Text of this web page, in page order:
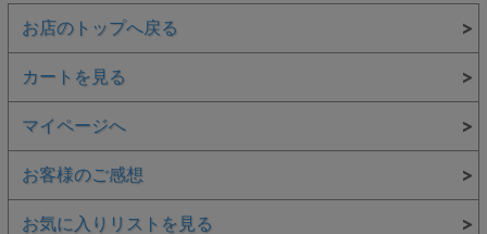
お店のトップへ戻る
カートを見る
マイページへ
お客様のご感想
お気に入りリストを見る